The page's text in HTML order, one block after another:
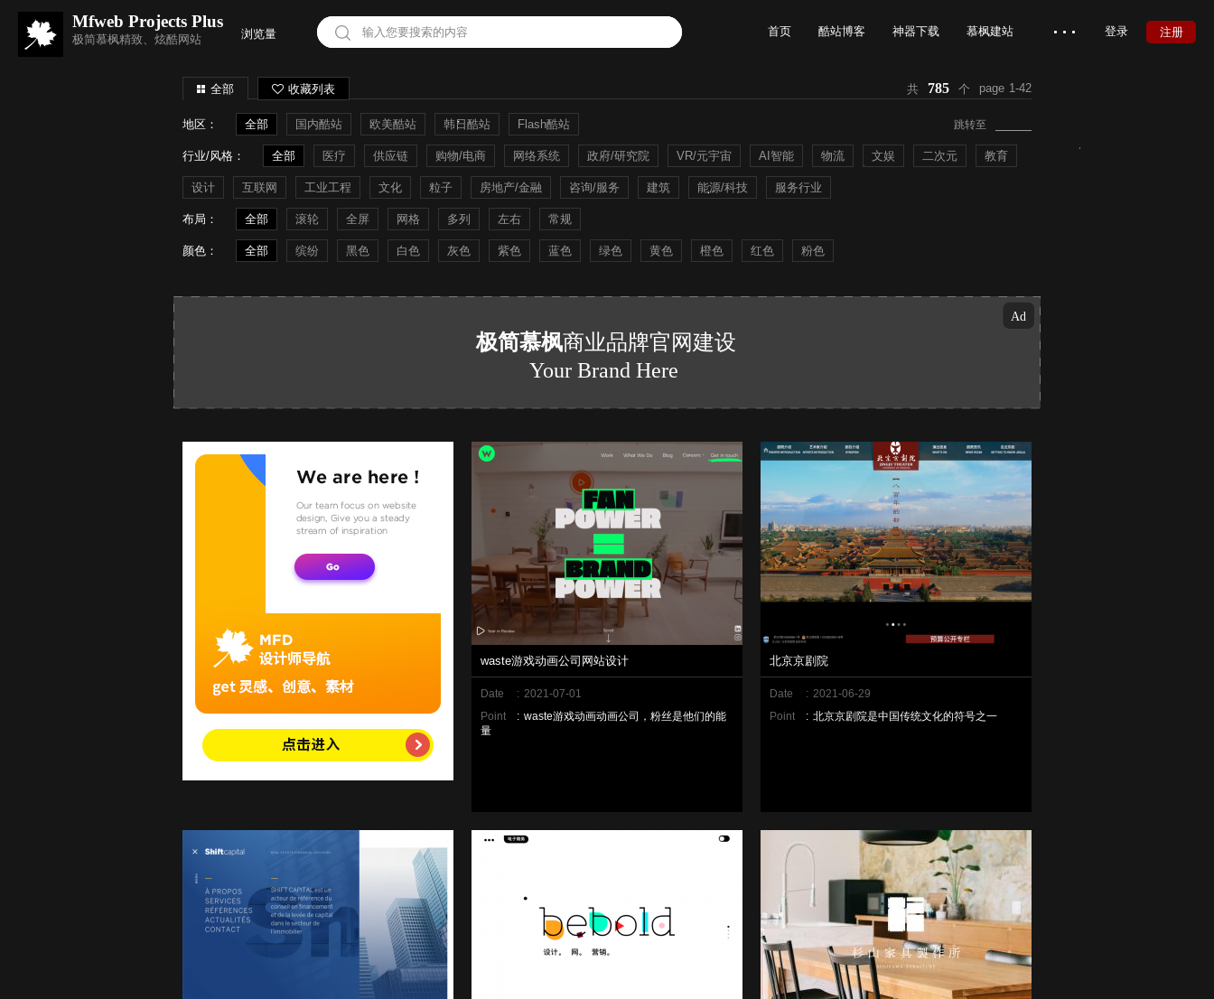
Mfweb Projects Plus
极简慕枫精致、炫酷网站 浏览量 首页 酷站博客 神器下载 慕枫建站
慕枫官网
登录 注册
全部 收藏列表 共 785 个 page 1-42
地区： 全部 国内酷站 欧美酷站 韩日酷站 Flash酷站
行业/风格： 全部 医疗 供应链 购物/电商 网络系统 政府/研究院 VR/元宇宙 AI智能 物流 文娱 二次元 教育
设计 互联网 工业工程 文化 粒子 房地产/金融 咨询/服务 建筑 能源/科技 服务行业
布局： 全部 滚轮 全屏 网格 多列 左右 常规
颜色： 全部 缤纷 黑色 白色 灰色 紫色 蓝色 绿色 黄色 橙色 红色 粉色
跳转至
waste游戏动画公司网站设计
Date : 2021-07-01
Point
: waste游戏动画动画公司，粉丝是他们的能
量
北京京剧院
Date : 2021-06-29
Point
: 北京京剧院是中国传统文化的符号之一